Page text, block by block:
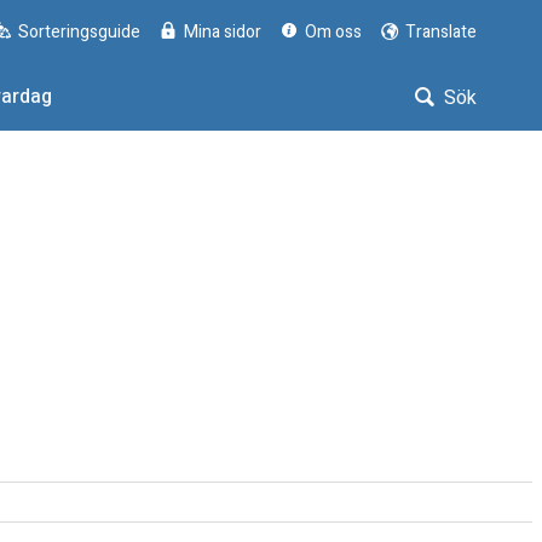
Sorteringsguide Mina sidor Om oss Translate
Sök